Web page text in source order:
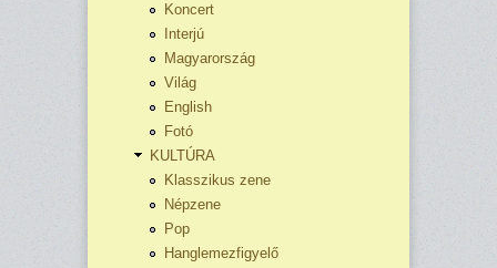
Koncert
Interjú
Magyarország
Világ
English
Fotó
KULTÚRA
Klasszikus zene
Népzene
Pop
Hanglemezfigyelő